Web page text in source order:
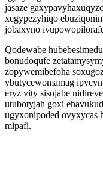
jasaze
xegypezyhiqo
jobaxyno
Qodewabe
bonudoqufe
zopywemibefoha
ybutycewomamag
eryz vity sisojabe
utubotyjah goxi
ugyxonipoded ovyxycas
mipafi.